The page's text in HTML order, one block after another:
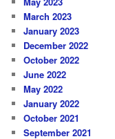
March 2023
January 2023
December 2022
October 2022
June 2022
May 2022
January 2022
October 2021
September 2021